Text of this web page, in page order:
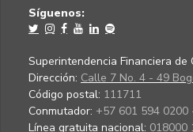
Síguenos:
Superintendencia Financiera de
Dirección: Calle 7 No. 4 - 49
Código postal: 111711
Conmutador: +57 601 594
Línea gratuita nacional: 018000